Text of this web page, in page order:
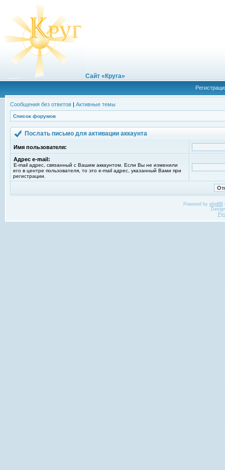
Сайт «Круга»
Сообщения без ответов | Активные темы
Список форумов
Послать письмо для активации аккаунта
Имя пользователя:
Адрес e-mail:
E-mail адрес, связанный с Вашим аккаунтом. Если Вы не изменили
его в центре пользователя, то это e-mail адрес, указанный Вами при
регистрации.
Powered by phpBB